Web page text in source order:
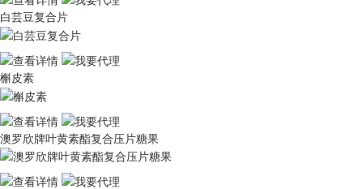
白芸豆复合片
槲皮素
澳罗欣牌叶黄素酯复合压片糖果